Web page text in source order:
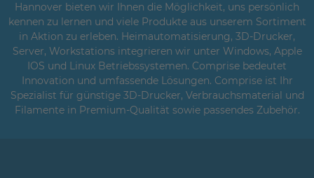
Hannover bieten wir Ihnen die Möglichkeit, uns persönlich
kennen zu lernen und viele Produkte aus unserem Sortiment
in Aktion zu erleben. Heimautomatisierung, 3D-Drucker,
Server, Workstations integrieren wir unter Windows, Apple
IOS und Linux Betriebssystemen. Comprise bedeutet
Innovation und umfassende Lösungen. Comprise ist Ihr
Spezialist für günstige 3D-Drucker, Verbrauchsmaterial und
Filamente in Premium-Qualität sowie passendes Zubehör.